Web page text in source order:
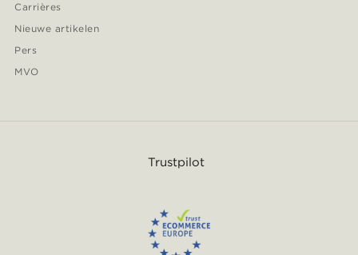
Carrières
Nieuwe artikelen
Pers
MVO
Trustpilot